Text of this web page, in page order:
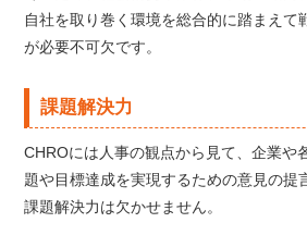
自社を取り巻く環境を総合的に踏まえて
が必要不可欠です。
課題解決力
CHROには人事の観点から見て、企業や
題や目標達成を実現するための意見の提
課題解決力は欠かせません。